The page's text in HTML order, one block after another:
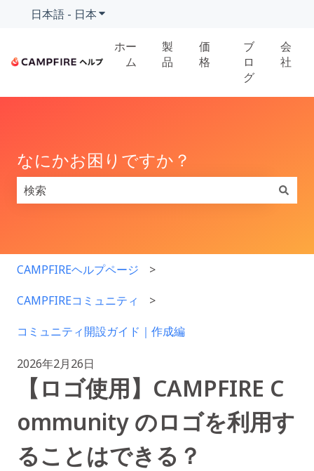
日本語 - 日本翻訳のサブメニューを表示
ホー
ム
製
品
価
格
ブ
ロ
グ
会
社
なにかお困りですか？
CAMPFIREヘルプページ
CAMPFIREコミュニティ
コミュニティ開設ガイド｜作成編
2026年2月26日
【ロゴ使用】CAMPFIRE C
ommunity のロゴを利用す
ることはできる？